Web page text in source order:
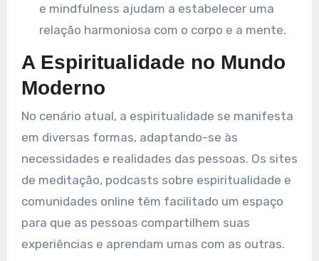
e mindfulness ajudam a estabelecer uma
relação harmoniosa com o corpo e a mente.
A Espiritualidade no Mundo
Moderno
No cenário atual, a espiritualidade se manifesta
em diversas formas, adaptando-se às
necessidades e realidades das pessoas. Os sites
de meditação, podcasts sobre espiritualidade e
comunidades online têm facilitado um espaço
para que as pessoas compartilhem suas
experiências e aprendam umas com as outras.